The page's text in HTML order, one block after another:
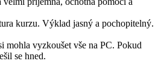
kurzu. Výklad jasný a pochopitelný.
mohla vyzkoušet vše na PC. Pokud
se hned.